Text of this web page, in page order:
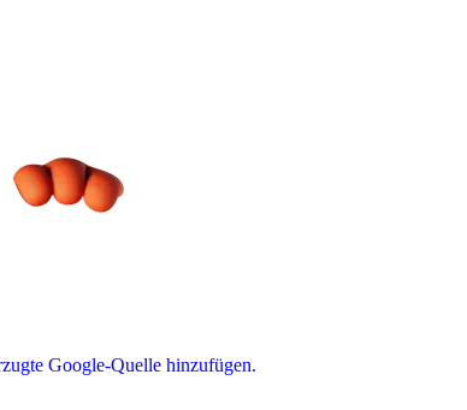
Google-Quelle hinzufügen.